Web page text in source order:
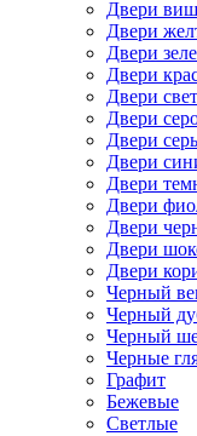
Двери
Двери
Двери
Двери
Двери
Двери
Двери
Двери
Двери
Двери
Двери
Двери
Двери
Черный
Черный
Черный
Черные
Графит
Бежевые
Светлые